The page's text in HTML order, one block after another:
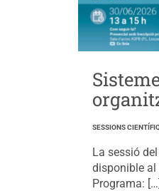
SESSIONS
La sessió
disponible al
Programa: […]